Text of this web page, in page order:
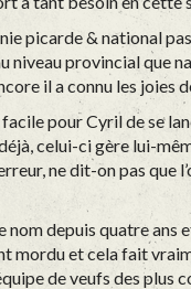
picarde & national
niveau provincial que
il a connu les joies
pour Cyril de se
celui-ci gère lui-
ne dit-on pas
nom depuis quatre
mordu et cela fait
de veufs des plus